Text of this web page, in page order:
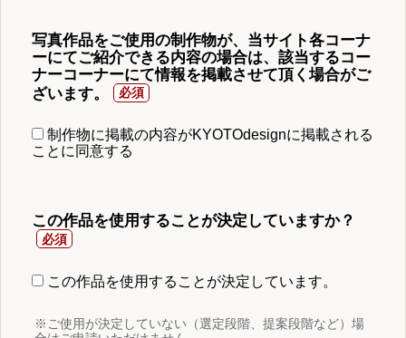
写真作品をご使用の制作物が、当サイト各コーナ
ーにてご紹介できる内容の場合は、該当するコー
ナーコーナーにて情報を掲載させて頂く場合がご
ざいます。
制作物に掲載の内容がKYOTOdesignに掲載される
ことに同意する
この作品を使用することが決定していますか？
この作品を使用することが決定しています。
※ご使用が決定していない（選定段階、提案段階など）場